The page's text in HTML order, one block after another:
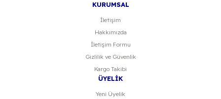
KURUMSAL
İletişim
Hakkımızda
İletişim Formu
Gizlilik ve Güvenlik
Kargo Takibi
ÜYELİK
Yeni Üyelik